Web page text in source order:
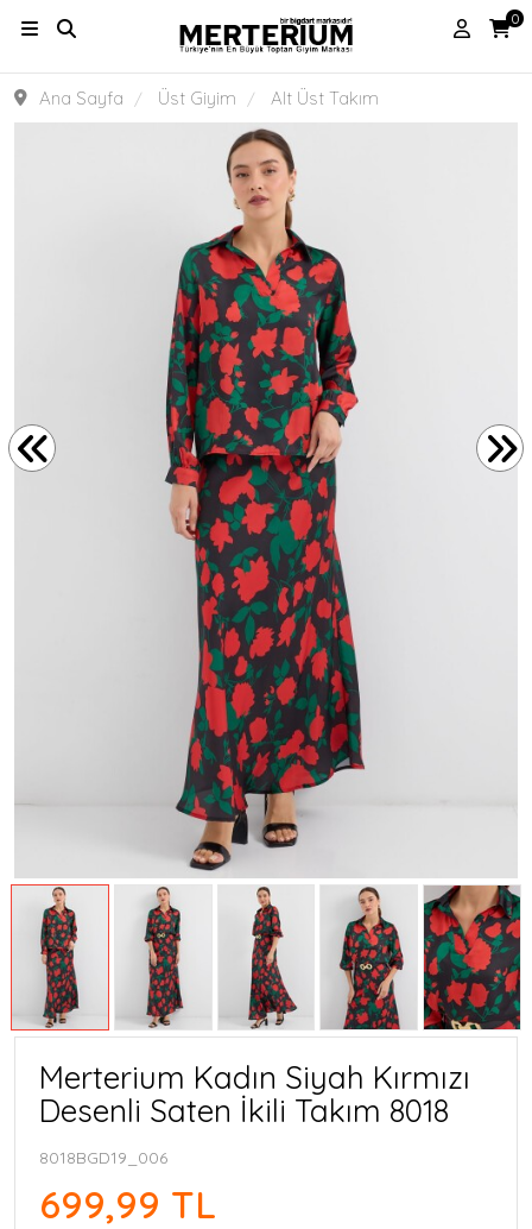
0
Ana Sayfa Üst Giyim Alt Üst Takım
Merterium Kadın Siyah Kırmızı
Desenli Saten İkili Takım 8018
8018BGD19_006
699,99 TL